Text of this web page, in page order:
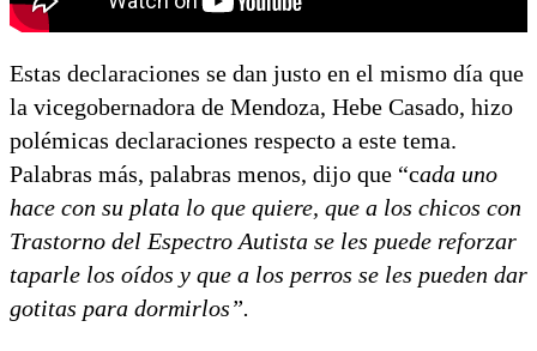
Estas declaraciones se dan justo en el mismo día que
la vicegobernadora de Mendoza, Hebe Casado, hizo
polémicas declaraciones respecto a este tema.
Palabras más, palabras menos, dijo que “cada uno
hace con su plata lo que quiere, que a los chicos con
Trastorno del Espectro Autista se les puede reforzar
taparle los oídos y que a los perros se les pueden dar
gotitas para dormirlos”.